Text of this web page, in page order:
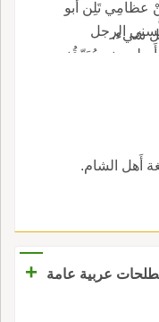
عظامِي تَلِن أَبو
الرجل
مني يُدَرِّقُني
كل شيء.
أَهل الشام.
عربية عامة
+